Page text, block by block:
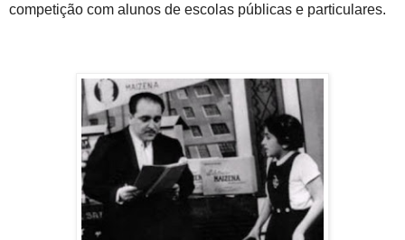
competição com alunos de escolas públicas e particulares.